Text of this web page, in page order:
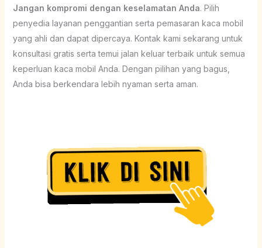
Jangan kompromi dengan keselamatan Anda. Pilih
penyedia layanan penggantian serta pemasaran kaca mobil
yang ahli dan dapat dipercaya. Kontak kami sekarang untuk
konsultasi gratis serta temui jalan keluar terbaik untuk semua
keperluan kaca mobil Anda. Dengan pilihan yang bagus,
Anda bisa berkendara lebih nyaman serta aman.